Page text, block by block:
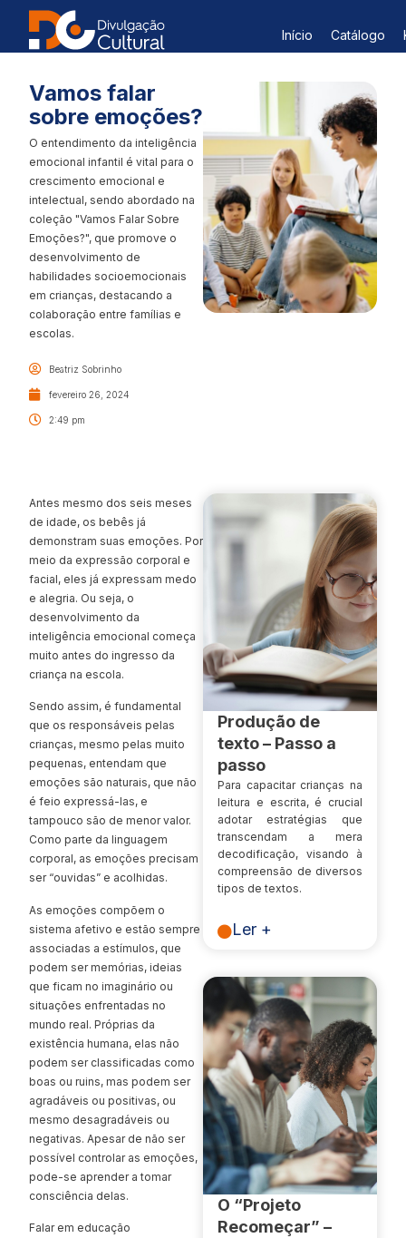
Início Catálogo
Vamos falar
sobre emoções?
O entendimento da inteligência
emocional infantil é vital para o
crescimento emocional e
intelectual, sendo abordado na
coleção "Vamos Falar Sobre
Emoções?", que promove o
desenvolvimento de
habilidades socioemocionais
em crianças, destacando a
colaboração entre famílias e
escolas.
Beatriz Sobrinho
fevereiro 26, 2024
2:49 pm
Antes mesmo dos seis meses
de idade, os bebês já
demonstram suas emoções. Por
meio da expressão corporal e
facial, eles já expressam medo
e alegria. Ou seja, o
desenvolvimento da
inteligência emocional começa
muito antes do ingresso da
criança na escola.
Sendo assim, é fundamental
que os responsáveis pelas
crianças, mesmo pelas muito
pequenas, entendam que
emoções são naturais, que não
é feio expressá-las, e
tampouco são de menor valor.
Como parte da linguagem
corporal, as emoções precisam
ser “ouvidas” e acolhidas.
As emoções compõem o
sistema afetivo e estão sempre
associadas a estímulos, que
podem ser memórias, ideias
que ficam no imaginário ou
situações enfrentadas no
mundo real. Próprias da
existência humana, elas não
podem ser classificadas como
boas ou ruins, mas podem ser
agradáveis ou positivas, ou
mesmo desagradáveis ou
negativas. Apesar de não ser
possível controlar as emoções,
pode-se aprender a tomar
consciência delas.
Falar em educação
Produção de
texto – Passo a
passo
Para capacitar crianças na
leitura e escrita, é crucial
adotar estratégias que
transcendam a mera
decodificação, visando à
compreensão de diversos
tipos de textos.
Ler +
O “Projeto
Recomeçar” –